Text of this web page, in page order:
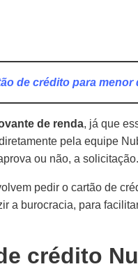
de crédito para menor
de renda, já que
pela equipe
ou não, a solicitação.
pedir o cartão de
a burocracia, para
crédito